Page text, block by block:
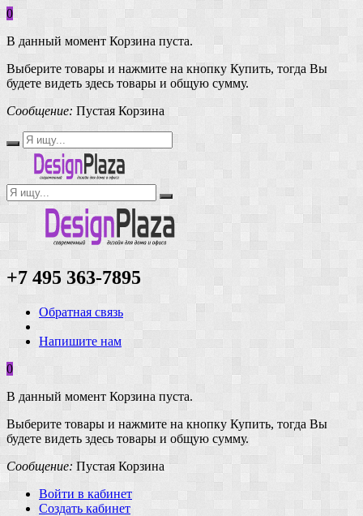
0
В данный момент Корзина пуста.
Выберите товары и нажмите на кнопку Купить, тогда Вы
будете видеть здесь товары и общую сумму.
Сообщение: Пустая Корзина
+7 495 363-7895
Обратная связь
Напишите нам
0
В данный момент Корзина пуста.
Выберите товары и нажмите на кнопку Купить, тогда Вы
будете видеть здесь товары и общую сумму.
Сообщение: Пустая Корзина
Войти в кабинет
Создать кабинет